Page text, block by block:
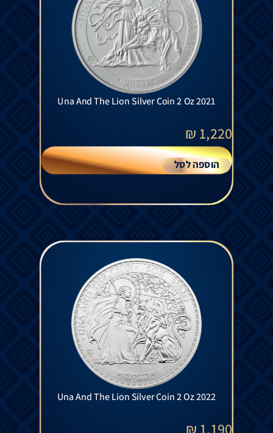
Una And The Lion Silver Coin 2 Oz 2021
1,220
₪
הוספה לסל
Una And The Lion Silver Coin 2 Oz 2022
1,190
₪